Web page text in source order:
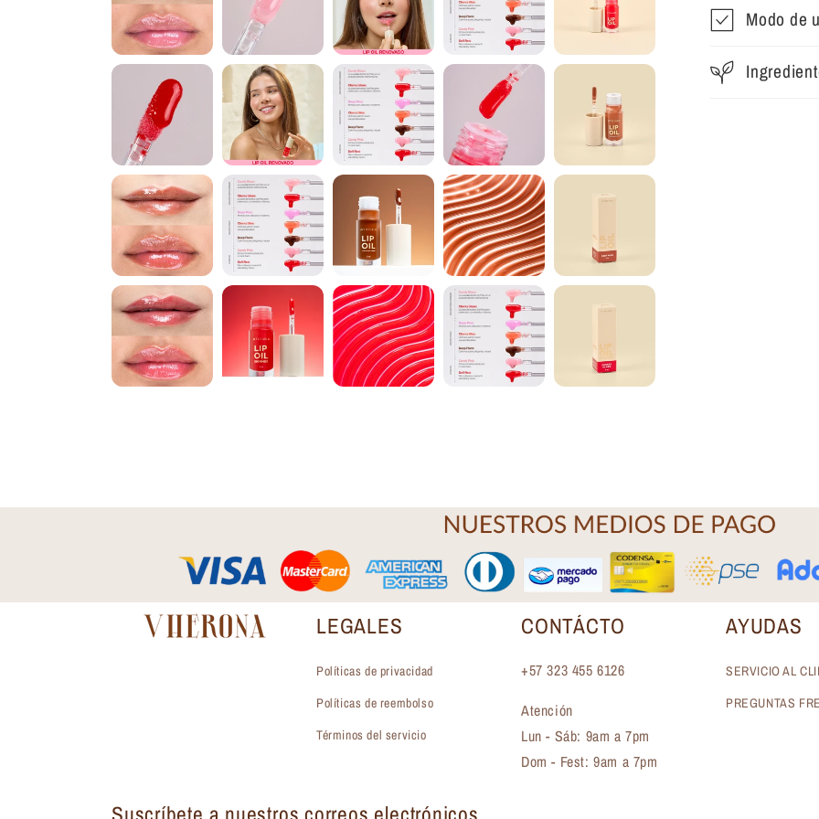
Modo de
LEGALES
Políticas de privacidad
Políticas de reembolso
Términos del servicio
CONTÁCTO
+57 323 455 6126
Atención
Lun - Sáb: 9am a 7pm
Dom - Fest: 9am a 7pm
AYUDAS
SERVICIO AL
PREGUNTAS